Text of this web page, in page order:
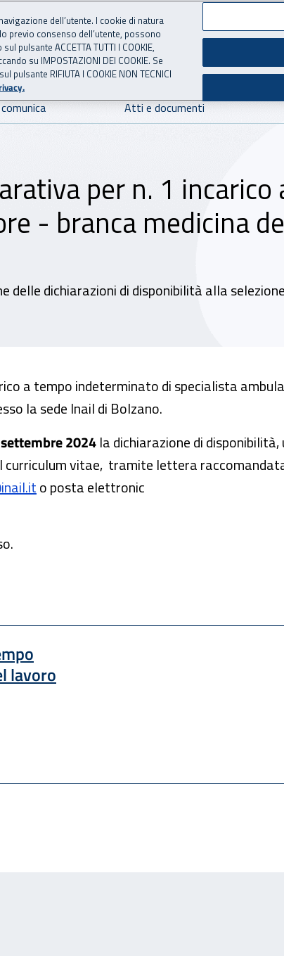
l'Assicurazione
Atti e documenti
per n. 1 incarico
- branca medicina
delle dichiarazioni di disponibilità alla selezione
a tempo indeterminato di specialista
la sede Inail di Bolzano.
2024la dichiarazione di
curriculum vitae, tramite lettera
o posta elettronic
lavoro
dell’utente. I cookie di natura
previo consenso dell’utente, possono
pulsante ACCETTA TUTTI I COOKIE,
su IMPOSTAZIONI DEI COOKIE. Se
RIFIUTA I COOKIE NON TECNICI